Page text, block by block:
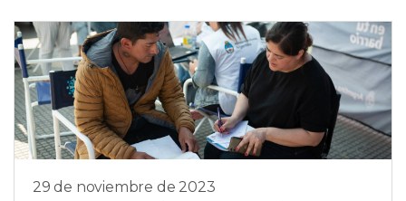
29 de noviembre de 2023